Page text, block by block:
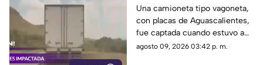
provoca accidente al
rebasar cerca de La
Curva de la M
Una camioneta tipo vagoneta,
con placas de Aguascalientes,
fue captada cuando estuvo a
punto de ser impactada tras
agosto 09, 2026 03:42 p. m.